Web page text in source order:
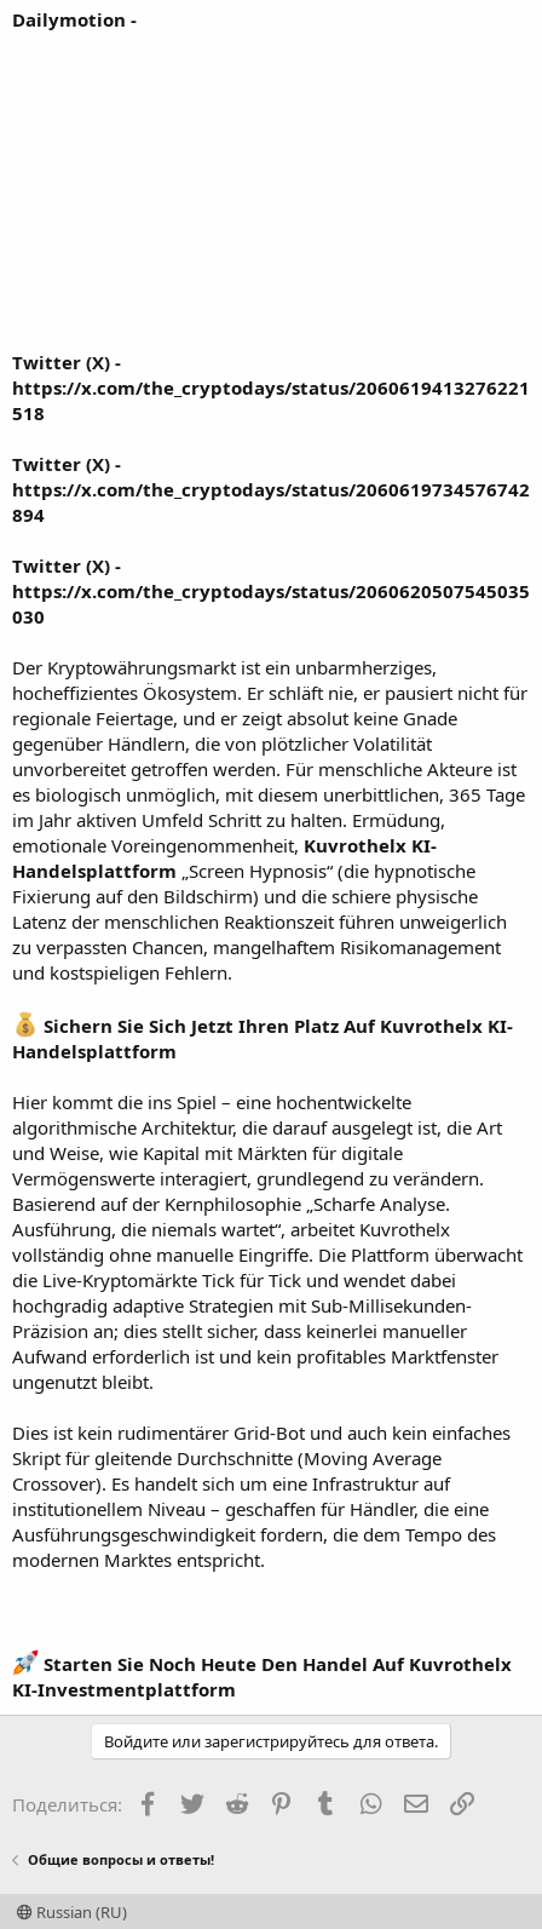
Dailymotion -
Twitter (X) -
https://x.com/the_cryptodays/status/2060619413276221
518
Twitter (X) -
https://x.com/the_cryptodays/status/2060619734576742
894
Twitter (X) -
https://x.com/the_cryptodays/status/2060620507545035
030
Der Kryptowährungsmarkt ist ein unbarmherziges,
hocheffizientes Ökosystem. Er schläft nie, er pausiert nicht für
regionale Feiertage, und er zeigt absolut keine Gnade
gegenüber Händlern, die von plötzlicher Volatilität
unvorbereitet getroffen werden. Für menschliche Akteure ist
es biologisch unmöglich, mit diesem unerbittlichen, 365 Tage
im Jahr aktiven Umfeld Schritt zu halten. Ermüdung,
emotionale Voreingenommenheit, Kuvrothelx KI-
Handelsplattform „Screen Hypnosis“ (die hypnotische
Fixierung auf den Bildschirm) und die schiere physische
Latenz der menschlichen Reaktionszeit führen unweigerlich
zu verpassten Chancen, mangelhaftem Risikomanagement
und kostspieligen Fehlern.
Sichern Sie Sich Jetzt Ihren Platz Auf Kuvrothelx KI-
Handelsplattform
Hier kommt die ins Spiel – eine hochentwickelte
algorithmische Architektur, die darauf ausgelegt ist, die Art
und Weise, wie Kapital mit Märkten für digitale
Vermögenswerte interagiert, grundlegend zu verändern.
Basierend auf der Kernphilosophie „Scharfe Analyse.
Ausführung, die niemals wartet“, arbeitet Kuvrothelx
vollständig ohne manuelle Eingriffe. Die Plattform überwacht
die Live-Kryptomärkte Tick für Tick und wendet dabei
hochgradig adaptive Strategien mit Sub-Millisekunden-
Präzision an; dies stellt sicher, dass keinerlei manueller
Aufwand erforderlich ist und kein profitables Marktfenster
ungenutzt bleibt.
Dies ist kein rudimentärer Grid-Bot und auch kein einfaches
Skript für gleitende Durchschnitte (Moving Average
Crossover). Es handelt sich um eine Infrastruktur auf
institutionellem Niveau – geschaffen für Händler, die eine
Ausführungsgeschwindigkeit fordern, die dem Tempo des
modernen Marktes entspricht.
Starten Sie Noch Heute Den Handel Auf Kuvrothelx
KI-Investmentplattform
Войдите или зарегистрируйтесь для ответа.
Поделиться: Facebook
TwitterReddit PinterestTumblr WhatsApp Ссылка
Общие вопросы и ответы!
Russian (RU)